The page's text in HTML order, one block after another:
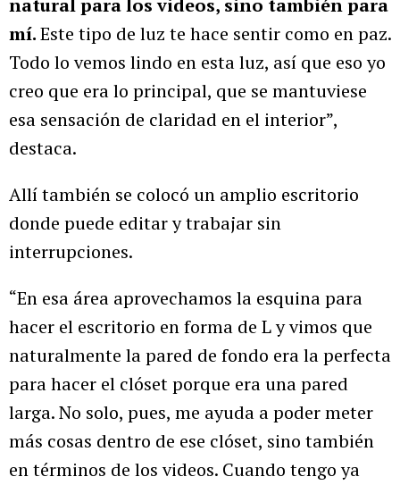
natural para los videos, sino también para
mí.Este tipo de luz te hace sentir como en paz.
Todo lo vemos lindo en esta luz, así que eso yo
creo que era lo principal, que se mantuviese
esa sensación de claridad en el interior”,
destaca.
Allí también se colocó un amplio escritorio
donde puede editar y trabajar sin
interrupciones.
“En esa área aprovechamos la esquina para
hacer el escritorio en forma de L y vimos que
naturalmente la pared de fondo era la perfecta
para hacer el clóset porque era una pared
larga. No solo, pues, me ayuda a poder meter
más cosas dentro de ese clóset, sino también
en términos de los videos. Cuando tengo ya